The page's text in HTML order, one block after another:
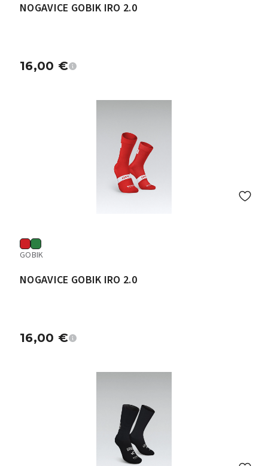
NOGAVICE GOBIK IRO 2.0
16,00 €
GOBIK
NOGAVICE GOBIK IRO 2.0
16,00 €